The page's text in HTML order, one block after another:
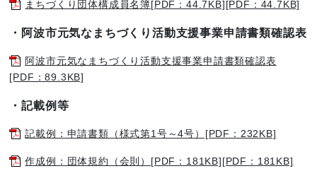
まちづくり団体構成員名簿[PDF：44.7KB][PDF：44.7KB]
・阿波市元気なまちづくり活動支援事業申請書類確認表
阿波市元気なまちづくり活動支援事業申請書類確認表
[PDF：89.3KB]
・記載例等
記載例：申請書類（様式第1号～4号）[PDF：232KB]
作成例：団体規約（会則）[PDF：181KB][PDF：181KB]